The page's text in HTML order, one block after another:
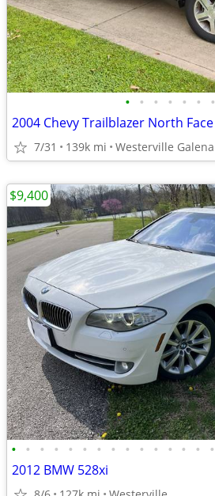
• • • • • • •
2004 Chevy Trailblazer North Face
7/31 139k mi Westerville Galena
• • • • • • • • • • • • • • •
2012 BMW 528xi
$9,400